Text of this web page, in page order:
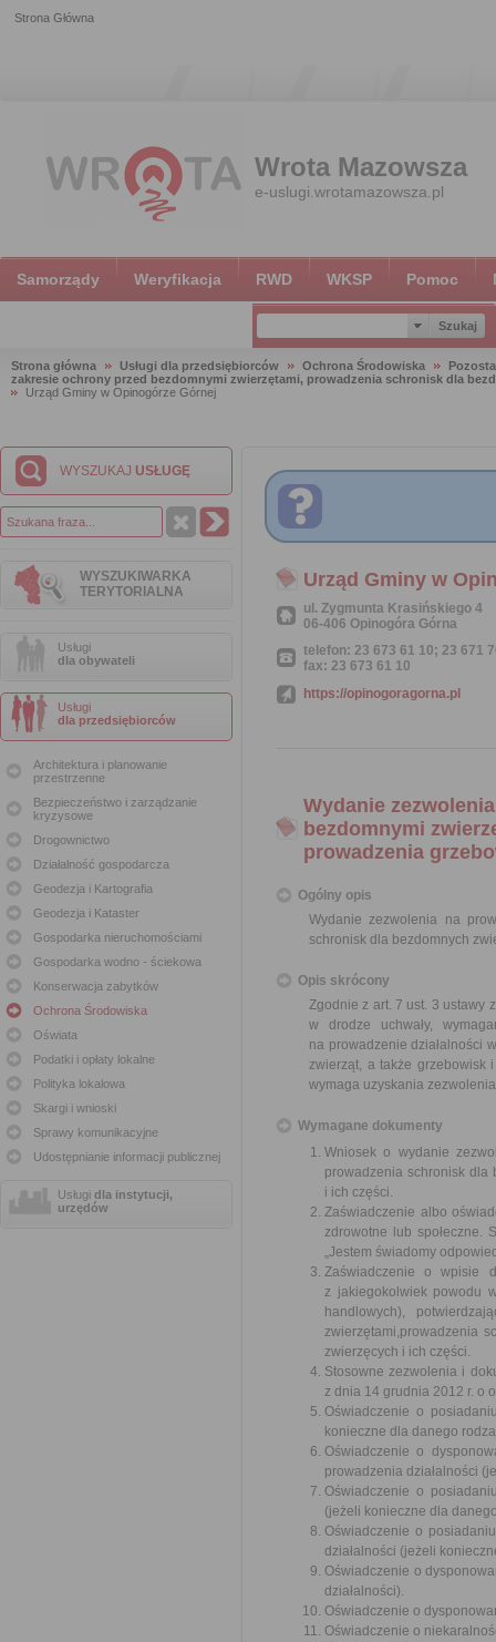
Strona Główna
Wrota Mazowsza
e-uslugi.wrotamazowsza.pl
Samorządy Weryfikacja RWD WKSP Pomoc
Strona główna Usługi dla przedsiębiorców Ochrona Środowiska
zakresie ochrony przed bezdomnymi zwierzętami, prowadzenia schronisk dla
Urząd Gminy w Opinogórze Górnej
WYSZUKAJ USŁUGĘ
WYSZUKIWARKA
TERYTORIALNA
Usługi
dla obywateli
Usługi
dla przedsiębiorców
Architektura i planowanie
przestrzenne
Bezpieczeństwo i zarządzanie
kryzysowe
Drogownictwo
Działalność gospodarcza
Geodezja i Kartografia
Geodezja i Kataster
Gospodarka nieruchomościami
Gospodarka wodno - ściekowa
Konserwacja zabytków
Ochrona Środowiska
Oświata
Podatki i opłaty lokalne
Polityka lokalowa
Skargi i wnioski
Sprawy komunikacyjne
Udostępnianie informacji publicznej
Usługi dla instytucji,
urzędów
Urząd Gminy w
ul. Zygmunta Krasińskiego 4
06-406 Opinogóra Górna
telefon: 23 673 61 10; 23 671
fax: 23 673 61 10
https://opinogoragorna.pl
Wydanie
bezdomnymi
prowadzenia
Ogólny opis
Wydanie zezwolenia na
schronisk dla bezdomnych
Opis skrócony
Zgodnie z art. 7 ust. 3 ustawy
w drodze uchwały,
na prowadzenie działalności
zwierząt, a także grzebowisk
wymaga uzyskania
Wymagane dokumenty
Wniosek o wydanie
prowadzenia schronisk dla
i ich części.
Zaświadczenie albo
zdrowotne lub społeczne.
„Jestem świadomy
Zaświadczenie o wpisie
z jakiegokolwiek powodu
handlowych),
zwierzętami,prowadzenia
zwierzęcych i ich części.
Stosowne zezwolenia i
z dnia 14 grudnia 2012 r. o
Oświadczenie o
konieczne dla danego
Oświadczenie o
prowadzenia działalności
Oświadczenie o
(jeżeli konieczne dla
Oświadczenie o
działalności (jeżeli
Oświadczenie o
działalności).
Oświadczenie o
Oświadczenie o